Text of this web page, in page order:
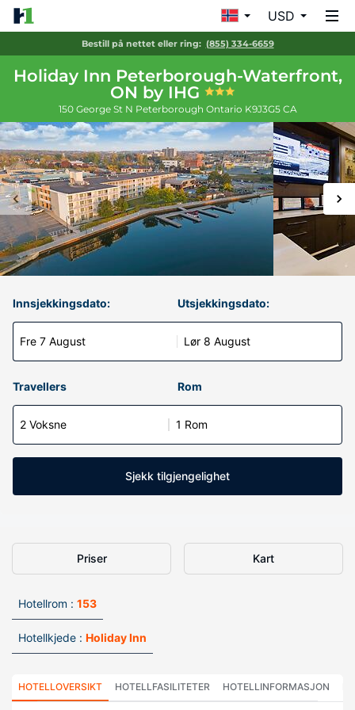
USD
Bestill på nettet eller ring: (855) 334-6659
Holiday Inn Peterborough-Waterfront,
ON by IHG
150 George St N Peterborough Ontario K9J3G5 CA
Innsjekkingsdato:
Fre 7 August
Utsjekkingsdato:
Lør 8 August
Travellers Rom
2 Voksne 1 Rom
Sjekk tilgjengelighet
Priser Kart
Hotellrom : 153
Hotellkjede : Holiday Inn
HOTELLOVERSIKT HOTELLFASILITETER HOTELLINFORMASJON